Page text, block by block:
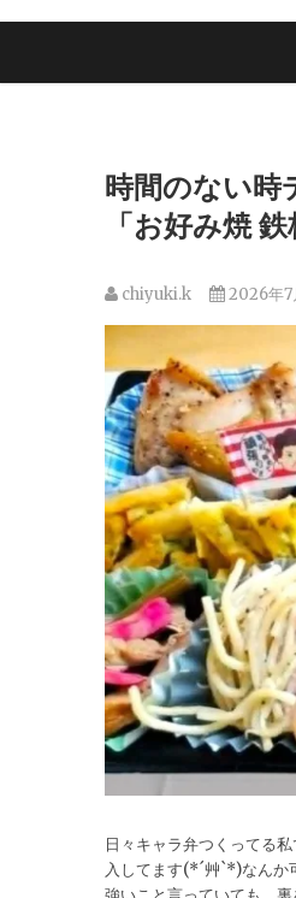
時間のない
「お好み焼
chiyuki.k 2026年7
日々キャラ弁つくってる
入してます(*´艸`*)なん